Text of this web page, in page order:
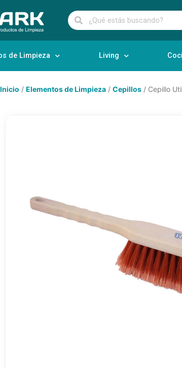
de Limpieza Living
Inicio / Elementos de Limpieza / Cepillos / Cepillo